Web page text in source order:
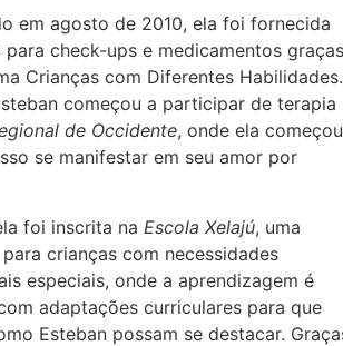
em agosto de 2010, ela foi fornecida
check-ups e medicamentos graças
Crianças com Diferentes Habilidades.
começou a participar de terapia
de Occidente, onde ela
se manifestar em seu amor por
foi inscrita na Escola Xelajú, uma
crianças com necessidades
especiais, onde a aprendizagem é
adaptações curriculares para que
Esteban possam se destacar.